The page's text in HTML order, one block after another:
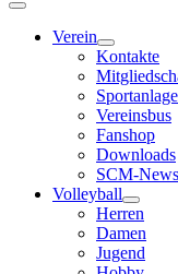
Toggle
NavigationVerein
Kontakte
Vereinsbus
Fanshop
Downloads
SCM-News
Volleyball
Herren
Damen
Jugend